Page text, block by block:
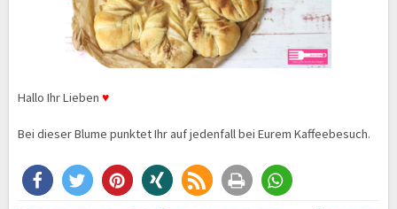
Hallo Ihr Lieben ♥
Bei dieser Blume punktet Ihr auf jedenfall bei Eurem Kaffeebesuch.